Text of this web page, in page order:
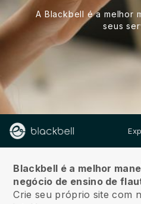
A Blackbell é a melhor
seus
Blackbell é a melhor
negócio de ensino de
Crie seu próprio site com